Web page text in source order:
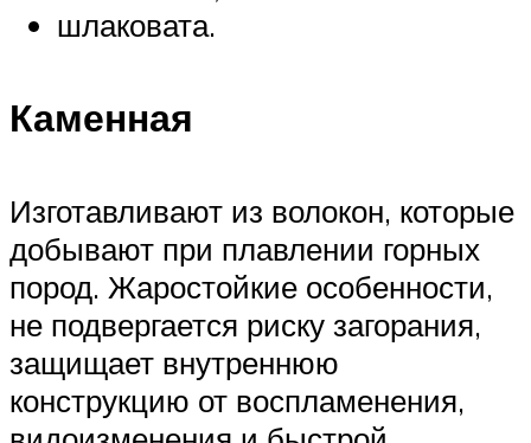
шлаковата.
Каменная
Изготавливают из волокон, которые
добывают при плавлении горных
пород. Жаростойкие особенности,
не подвергается риску загорания,
защищает внутреннюю
конструкцию от воспламенения,